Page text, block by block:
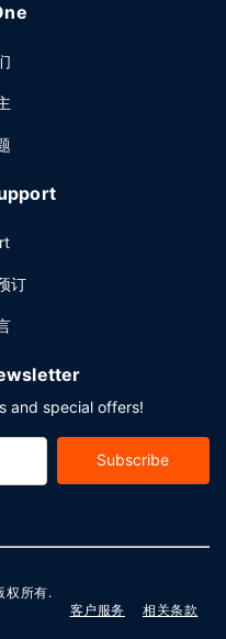
订
and special offers!
Subscribe
权所有.
客户服务
相关条款